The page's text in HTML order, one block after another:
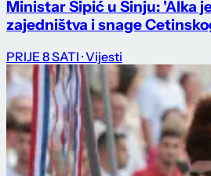
Ministar Šipić u Sinju: 'Alka
zajedništva i snage
PRIJE 8 SATI · Vijesti